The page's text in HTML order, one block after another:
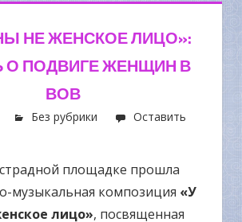
НЕ ЖЕНСКОЕ ЛИЦО»:
О ПОДВИГЕ ЖЕНЩИН В
ВОВ
Без рубрики
Оставить
площадке прошла
музыкальная композиция «У
лицо», посвященная